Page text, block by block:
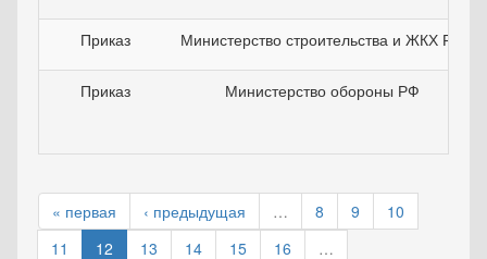
Приказ Министерство строительства и ЖКХ РФ
Приказ Министерство обороны РФ
« первая ‹ предыдущая … 8 9
10
11
12 13 14 15 16
…